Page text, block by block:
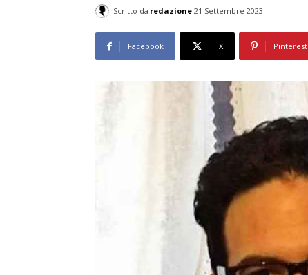
Scritto da redazione 21 Settembre 2023
Facebook X Pinterest